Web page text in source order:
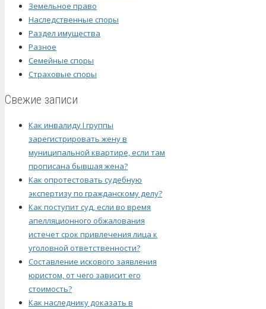
Земельное право
Наследственные споры
Раздел имущества
Разное
Семейные споры
Страховые споры
Свежие записи
Как инвалиду I группы
зарегистрировать жену в
муниципальной квартире, если там
прописана бывшая жена?
Как опротестовать судебную
экспертизу по гражданскому делу?
Как поступит суд, если во время
апелляционного обжалования
истечет срок привлечения лица к
уголовной ответственности?
Составление искового заявления
юристом, от чего зависит его
стоимость?
Как наследнику доказать в